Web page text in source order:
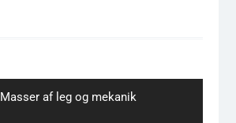
Previous
Masser af leg og mekanik